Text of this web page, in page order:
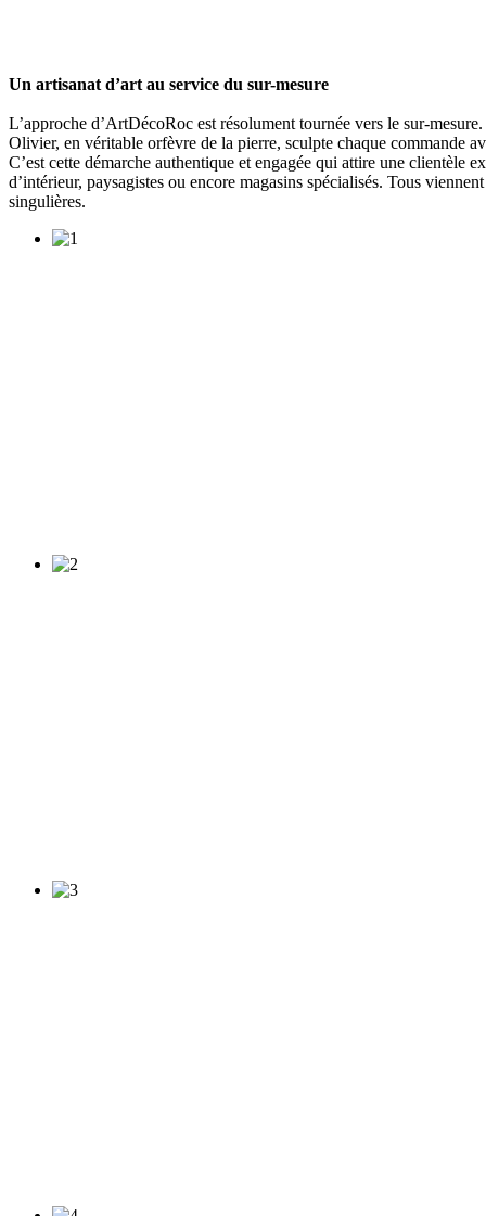
Un artisanat d’art au service du sur-mesure
L’approche d’ArtDécoRoc est résolument tournée vers le sur-
Olivier, en véritable orfèvre de la pierre, sculpte chaque commande
C’est cette démarche authentique et engagée qui attire une clientèle
d’intérieur, paysagistes ou encore magasins spécialisés. Tous
singulières.